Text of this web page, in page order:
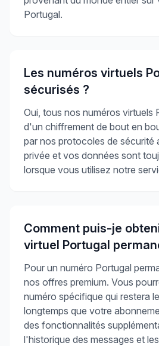
Portugal.
Les numéros virtuels
sécurisés ?
Oui, tous nos numéros virtuels
d'un chiffrement de bout en
par nos protocoles de sécurité
privée et vos données sont
lorsque vous utilisez notre
Comment puis-je
virtuel Portugal
Pour un numéro Portugal
nos offres premium. Vous
numéro spécifique qui restera
longtemps que votre
des fonctionnalités
l'historique des messages et